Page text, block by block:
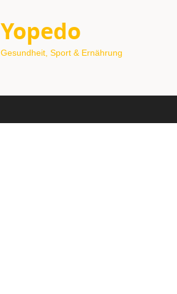
Yopedo
Gesundheit, Sport & Ernährung